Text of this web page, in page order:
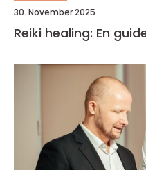
30. November 2025
Reiki healing: En